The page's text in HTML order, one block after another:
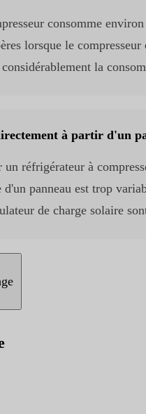
consomme
lorsque le
la
à partir d'un
réfrigérateur à
panneau est trop
de charge solaire